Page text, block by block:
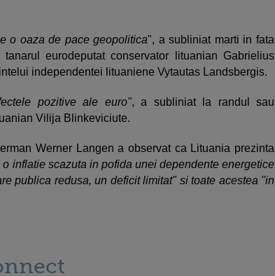
o oaza de pace geopolitica", a subliniat marti in fata
tanarul eurodeputat conservator lituanian Gabrielius
independentei lituaniene Vytautas Landsbergis.
pozitive ale euro", a subliniat la randul sau
Vilija Blinkeviciute.
Werner Langen a observat ca Lituania prezinta
inflatie scazuta in pofida unei dependente energetice
publica redusa, un deficit limitat" si toate acestea "in